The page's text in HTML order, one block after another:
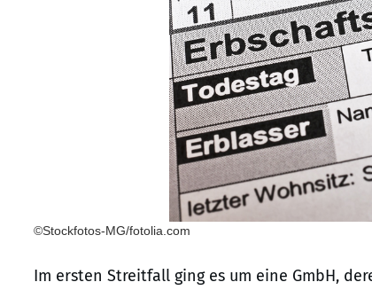
©Stockfotos-MG/fotolia.com
Im ersten Streitfall ging es um eine GmbH,